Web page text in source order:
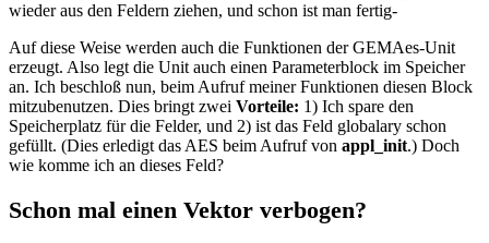
wieder aus den Feldern ziehen, und schon ist man fertig-
Auf diese Weise werden auch die Funktionen der GEMAes-Unit
erzeugt. Also legt die Unit auch einen Parameterblock im Speicher
an. Ich beschloß nun, beim Aufruf meiner Funktionen diesen Block
mitzubenutzen. Dies bringt zwei Vorteile: 1) Ich spare den
Speicherplatz für die Felder, und 2) ist das Feld globalary schon
gefüllt. (Dies erledigt das AES beim Aufruf von appl_init.) Doch
wie komme ich an dieses Feld?
Schon mal einen Vektor verbogen?